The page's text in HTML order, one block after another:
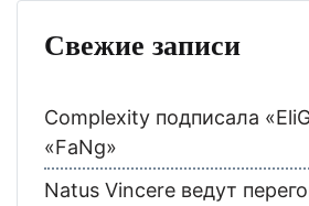
Свежие записи
Complexity подписала
«FaNg»
Natus Vincere ведут